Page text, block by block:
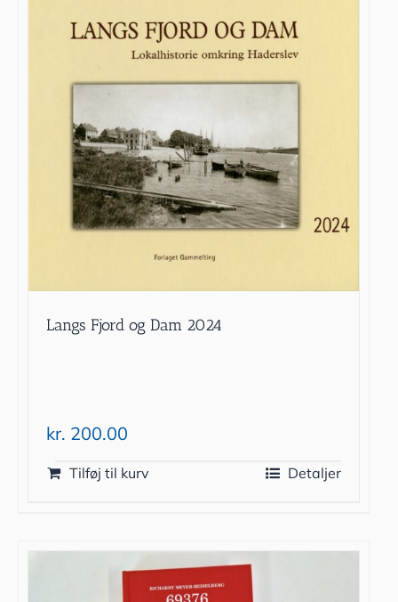
Langs Fjord og Dam 2024
kr. 200.00
Tilføj til kurv Detaljer